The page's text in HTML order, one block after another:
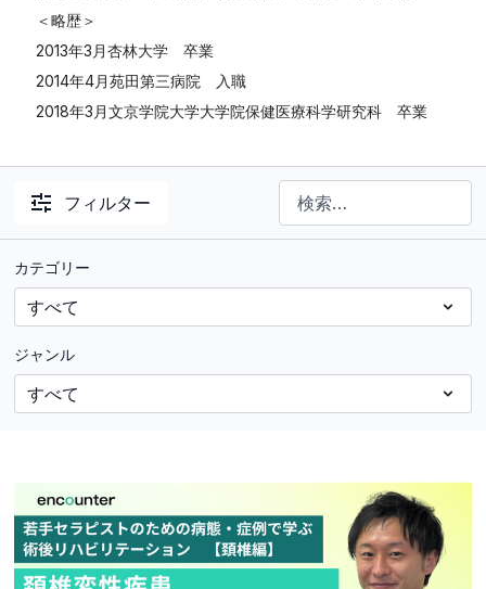
＜略歴＞
2013年3月杏林大学 卒業
2014年4月苑田第三病院 入職
2018年3月文京学院大学大学院保健医療科学研究科 卒業
フィルター
カテゴリー
ジャンル